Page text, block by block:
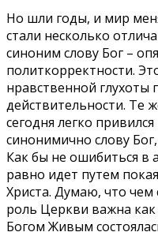
Но шли годы, и мир
стали несколько
синоним слову Бог –
политкорректности.
нравственной глухоты
действительности. Те
сегодня легко
синонимично слову
Как бы не ошибиться в
равно идет путем
Христа. Думаю, что чем
роль Церкви важна как
Богом Живым